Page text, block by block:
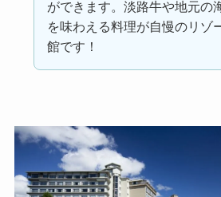
ができます。淡路牛や地元の
を味わえる料理が自慢のリゾ
館です！